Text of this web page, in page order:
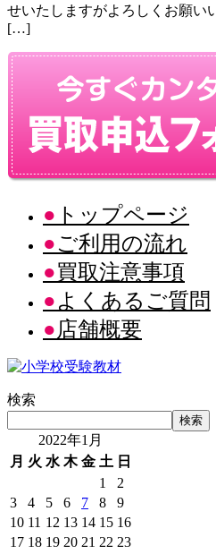
せいたしますがよろしくお願い
[…]
トップページ
ご利用の流れ
買取注意事項
よくあるご質問
店舗概要
検索
検索
2022年1月
月 火 水 木 金 土 日
1
2
3
4 5 6 7 8
9
10 11 12 13 14 15 16
17 18 19 20 21 22 23